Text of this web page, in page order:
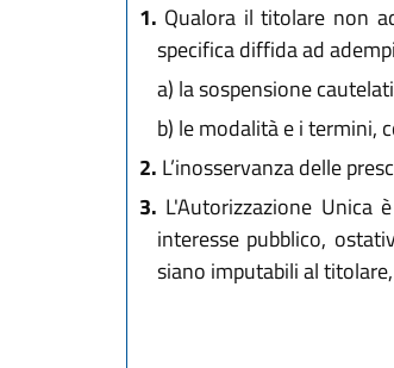
1. Qualora il titolare non
specifica diffida ad
a) la sospensione
b) le modalità e i termini,
2. L’inosservanza delle
3. L'Autorizzazione
interesse pubblico,
siano imputabili al